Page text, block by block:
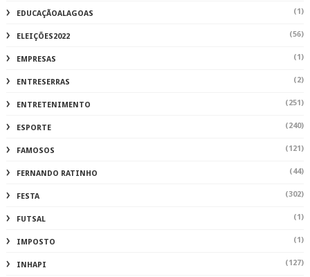
EDUCAÇÃOALAGOAS (1)
ELEIÇÕES2022 (56)
EMPRESAS (1)
ENTRESERRAS (2)
ENTRETENIMENTO (251)
ESPORTE (240)
FAMOSOS (121)
FERNANDO RATINHO (44)
FESTA (302)
FUTSAL (1)
IMPOSTO (1)
INHAPI (127)